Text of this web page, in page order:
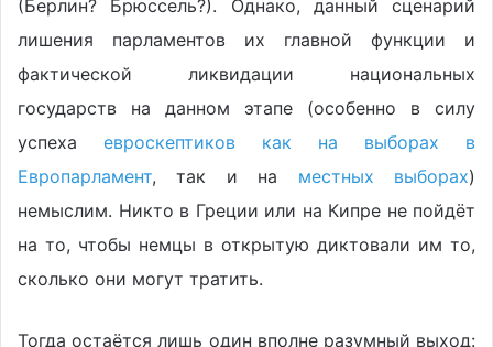
(Берлин? Брюссель?). Однако, данный сценарий
лишения парламентов их главной функции и
фактической ликвидации национальных
государств на данном этапе (особенно в силу
успеха евроскептиков как на выборах в
Европарламент, так и на местных выборах)
немыслим. Никто в Греции или на Кипре не пойдёт
на то, чтобы немцы в открытую диктовали им то,
сколько они могут тратить.
Тогда остаётся лишь один вполне разумный выход: